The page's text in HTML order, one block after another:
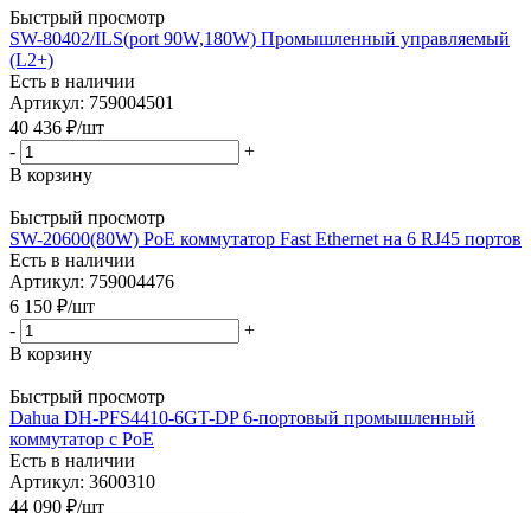
Быстрый просмотр
SW-80402/ILS(port 90W,180W) Промышленный управляемый
(L2+)
Есть в наличии
Артикул: 759004501
40 436 ₽/шт
-
+
В корзину
Быстрый просмотр
SW-20600(80W) PoE коммутатор Fast Ethernet на 6 RJ45 портов
Есть в наличии
Артикул: 759004476
6 150 ₽/шт
-
+
В корзину
Быстрый просмотр
Dahua DH-PFS4410-6GT-DP 6-портовый промышленный
коммутатор c PoE
Есть в наличии
Артикул: 3600310
44 090 ₽/шт